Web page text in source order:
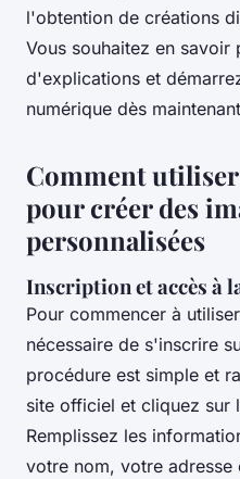
l'obtention de créations
Vous souhaitez en savoir
d'explications et
numérique dès
Comment
pour créer des
personnalisées
Inscription et accès à
Pour commencer à
nécessaire de s'inscrire
procédure est simple et
site officiel et cliquez sur
Remplissez les
votre nom, votre adresse